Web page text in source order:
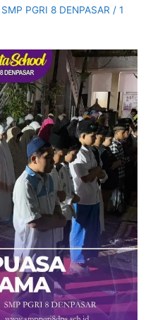
SMP PGRI 8 DENPASAR / 1